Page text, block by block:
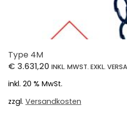
Type 4M
€ 3.631,20 INKL. MWST. EXKL.
inkl. 20 % MwSt.
zzgl. Versandkosten